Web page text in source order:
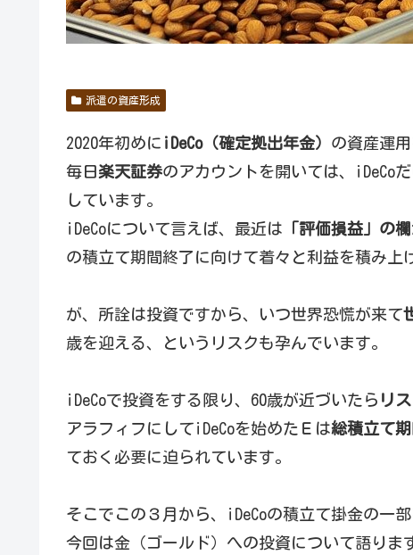
派遣の資産形成
2020年初めに iDeCo（確定拠出年金） の資産運
毎日楽天証券のアカウントを開いては、iDeCo
しています。
iDeCoについて言えば、最近は 「評価損益」の
の積立て期間終了に向けて着々と利益を積み上
が、所詮は投資ですから、いつ世界恐慌が来て
歳を迎える、というリスクも孕んでいます。
iDeCoで投資をする限り、60歳が近づいたら リ
アラフィフにしてiDeCoを始めたＥは総積立て
ておく必要に迫られています。
そこでこの３月から、iDeCoの積立て掛金の一
今回は金（ゴールド）への投資について語りま